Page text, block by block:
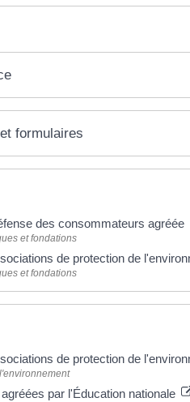
formulaires
des consommateurs agréée
et fondations
de protection de
et fondations
de protection de
par l'Éducation nationale